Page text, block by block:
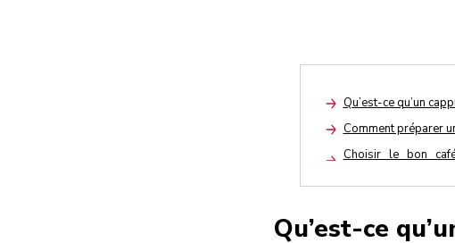
Arrow
Qu’est-ce qu’un
Arrow
Comment préparer
Choisir le bon
Qu’est-ce